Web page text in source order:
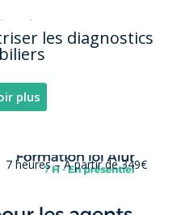
les diagnostics
plus
7 heures –À partir de 349€